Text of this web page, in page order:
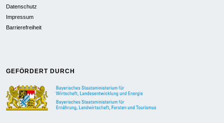
Datenschutz
Impressum
Barrierefreiheit
GEFÖRDERT DURCH